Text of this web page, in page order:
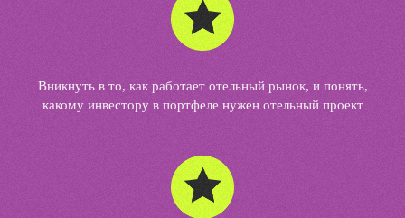
Вникнуть в то, как работает отельный рынок, и понять,
какому инвестору в портфеле нужен отельный проект